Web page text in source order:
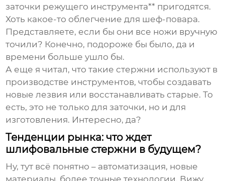
заточки режущего инструмента** пригодятся.
Хоть какое-то облегчение для шеф-повара.
Представляете, если бы они все ножи вручную
точили? Конечно, подороже бы было, да и
времени больше ушло бы.
А еще я читал, что такие стержни используют в
производстве инструментов, чтобы создавать
новые лезвия или восстанавливать старые. То
есть, это не только для заточки, но и для
изготовления. Интересно, да?
Тенденции рынка: что ждет
шлифовальные стержни в будущем?
Ну, тут всё понятно – автоматизация, новые